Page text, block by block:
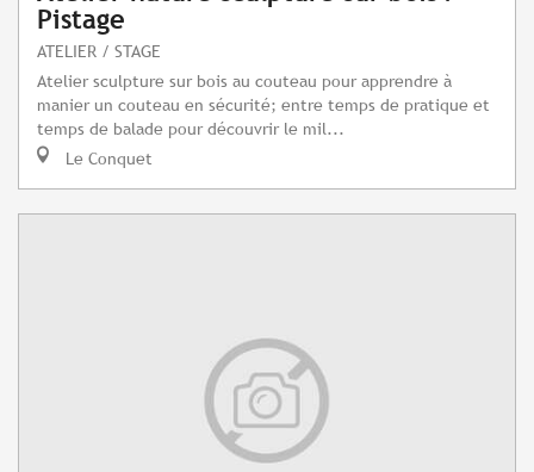
Pistage
ATELIER / STAGE
Atelier sculpture sur bois au couteau pour apprendre à
manier un couteau en sécurité; entre temps de pratique et
temps de balade pour découvrir le mil...
Le Conquet